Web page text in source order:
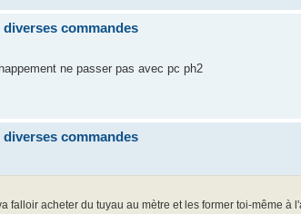
commandes
ne passer pas avec pc ph2
commandes
falloir acheter du tuyau au mètre et les former toi-même